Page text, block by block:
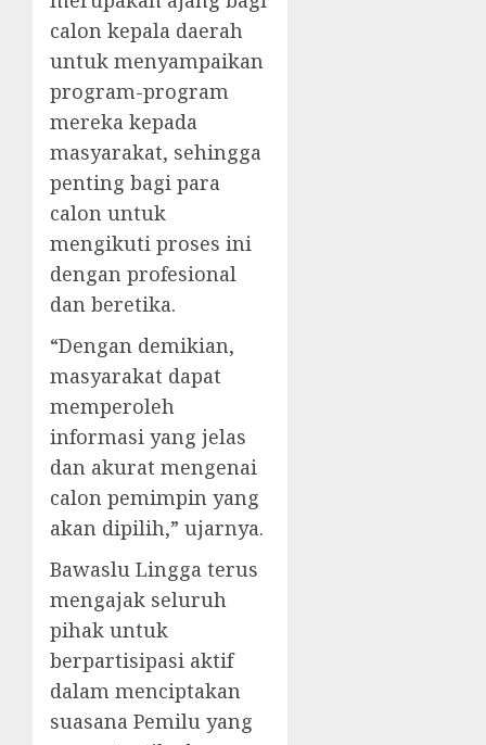
calon kepala daerah
untuk menyampaikan
program-program
mereka kepada
masyarakat, sehingga
penting bagi para
calon untuk
mengikuti proses ini
dengan profesional
dan beretika.
“Dengan demikian,
masyarakat dapat
memperoleh
informasi yang jelas
dan akurat mengenai
calon pemimpin yang
akan dipilih,” ujarnya.
Bawaslu Lingga terus
mengajak seluruh
pihak untuk
berpartisipasi aktif
dalam menciptakan
suasana Pemilu yang